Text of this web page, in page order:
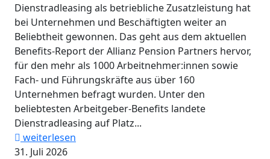
Dienstradleasing als betriebliche Zusatzleistung hat
bei Unternehmen und Beschäftigten weiter an
Beliebtheit gewonnen. Das geht aus dem aktuellen
Benefits-Report der Allianz Pension Partners hervor,
für den mehr als 1000 Arbeitnehmer:innen sowie
Fach- und Führungskräfte aus über 160
Unternehmen befragt wurden. Unter den
beliebtesten Arbeitgeber-Benefits landete
Dienstradleasing auf Platz...
weiterlesen
31. Juli 2026